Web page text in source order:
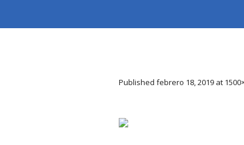
Published febrero 18, 2019 at